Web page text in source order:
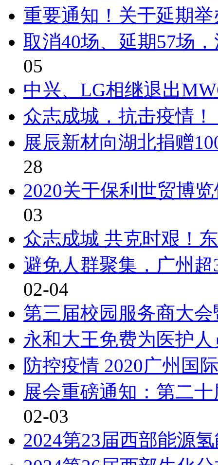
重要通知！关于延期
取消40场、延期57场
05
中兴、LG相继退出
众志成城，抗击疫情
展辰新材向湖北捐赠
28
2020关于保利世贸博
03
众志成城 共克时艰！
避免人群聚集，广州
02-04
第三届校园服务商大
永和大王免费为医护
防控疫情 2020广州国
展会重磅通知：第二
02-03
2024第23届西部能源